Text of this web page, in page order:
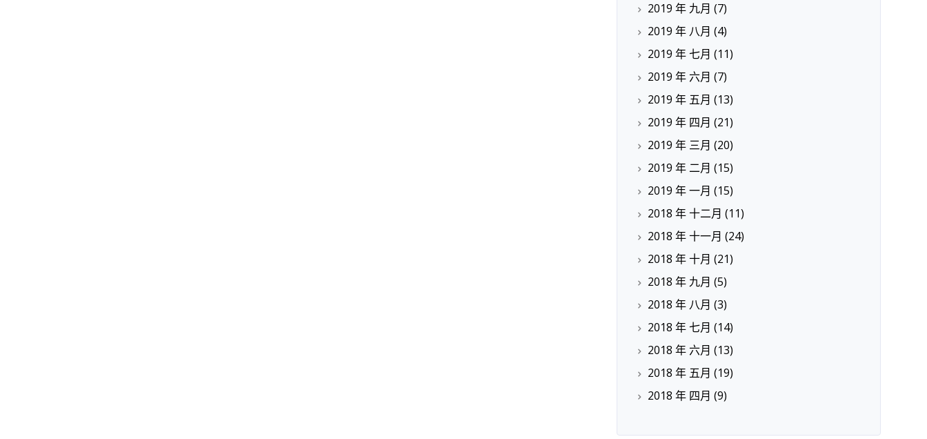
2019 年 九月 (7)
2019 年 八月 (4)
2019 年 七月 (11)
2019 年 六月 (7)
2019 年 五月 (13)
2019 年 四月 (21)
2019 年 三月 (20)
2019 年 二月 (15)
2019 年 一月 (15)
2018 年 十二月 (11)
2018 年 十一月 (24)
2018 年 十月 (21)
2018 年 九月 (5)
2018 年 八月 (3)
2018 年 七月 (14)
2018 年 六月 (13)
2018 年 五月 (19)
2018 年 四月 (9)